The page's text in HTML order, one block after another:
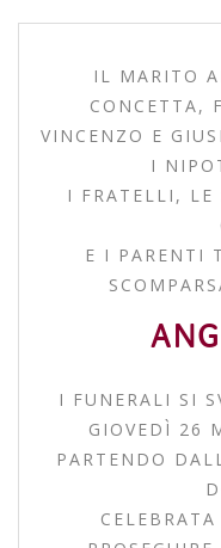
IL MARITO
CONCETTA,
VINCENZO E
I
I FRATELLI, LE
E I PARENTI
I FUNERALI SI
GIOVEDÌ 26
PARTENDO